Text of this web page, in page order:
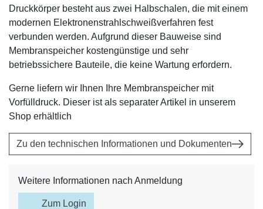
Druckkörper besteht aus zwei Halbschalen, die mit einem
modernen Elektronenstrahlschweißverfahren fest
verbunden werden. Aufgrund dieser Bauweise sind
Membranspeicher kostengünstige und sehr
betriebssichere Bauteile, die keine Wartung erfordern.
Gerne liefern wir Ihnen Ihre Membranspeicher mit
Vorfülldruck. Dieser ist als separater Artikel in unserem
Shop erhältlich
Zu den technischen Informationen und Dokumenten
Weitere Informationen nach Anmeldung
Zum Login